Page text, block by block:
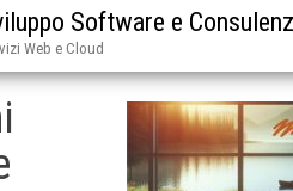
Software e
Web e Cloud